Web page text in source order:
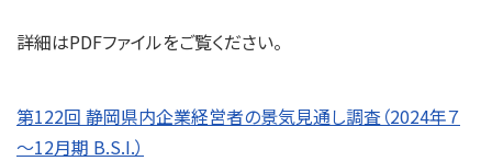
詳細はPDFファイルをご覧ください。
第122回 静岡県内企業経営者の景気見通し調査（2024年７
～12月期 B.S.I.）